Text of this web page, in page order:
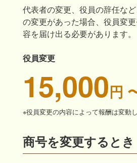
代表者の変更、役員の辞任な
の変更があった場合、役員変
容を届け出る必要があります。
役員変更
15,000円
※役員変更の内容によって報酬は変動
商号を変更するとき